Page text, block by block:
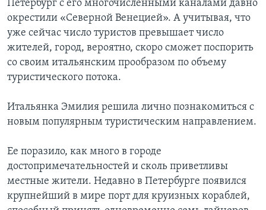
Петербург с его многочисленными каналами давно
окрестили «Северной Венецией». А учитывая, что
уже сейчас число туристов превышает число
жителей, город, вероятно, скоро сможет поспорить
со своим итальянским прообразом по объему
туристического потока.
Итальянка Эмилия решила лично познакомиться с
новым популярным туристическим направлением.
Ее поразило, как много в городе
достопримечательностей и сколь приветливы
местные жители. Недавно в Петербурге появился
крупнейший в мире порт для круизных кораблей,